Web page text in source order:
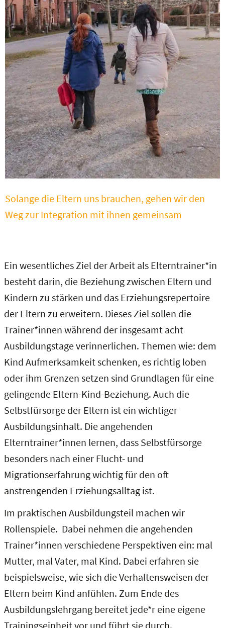
Solange die Eltern uns brauchen, gehen wir den
Weg zur Integration mit ihnen gemeinsam
Ein wesentliches Ziel der Arbeit als Elterntrainer*in
besteht darin, die Beziehung zwischen Eltern und
Kindern zu stärken und das Erziehungsrepertoire
der Eltern zu erweitern. Dieses Ziel sollen die
Trainer*innen während der insgesamt acht
Ausbildungstage verinnerlichen. Themen wie: dem
Kind Aufmerksamkeit schenken, es richtig loben
oder ihm Grenzen setzen sind Grundlagen für eine
gelingende Eltern-Kind-Beziehung. Auch die
Selbstfürsorge der Eltern ist ein wichtiger
Ausbildungsinhalt. Die angehenden
Elterntrainer*innen lernen, dass Selbstfürsorge
besonders nach einer Flucht- und
Migrationserfahrung wichtig für den oft
anstrengenden Erziehungsalltag ist.
Im praktischen Ausbildungsteil machen wir
Rollenspiele. Dabei nehmen die angehenden
Trainer*innen verschiedene Perspektiven ein: mal
Mutter, mal Vater, mal Kind. Dabei erfahren sie
beispielsweise, wie sich die Verhaltensweisen der
Eltern beim Kind anfühlen. Zum Ende des
Ausbildungslehrgang bereitet jede*r eine eigene
Trainingseinheit vor und führt sie durch.